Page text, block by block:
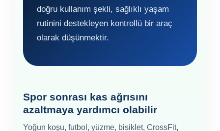
doğru kullanım şekli, sağlıklı yaşam
rutinini destekleyen kontrollü bir araç
olarak düşünmektir.
Spor sonrası kas ağrısını
azaltmaya yardımcı olabilir
Yoğun koşu, futbol, yüzme, bisiklet, CrossFit,